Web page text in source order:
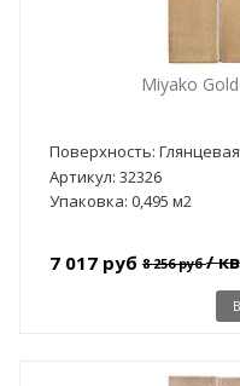
Miyako
Поверхность: Глянцевая
Артикул: 32326
Упаковка: 0,495 м2
7 017 руб 8 256 руб/